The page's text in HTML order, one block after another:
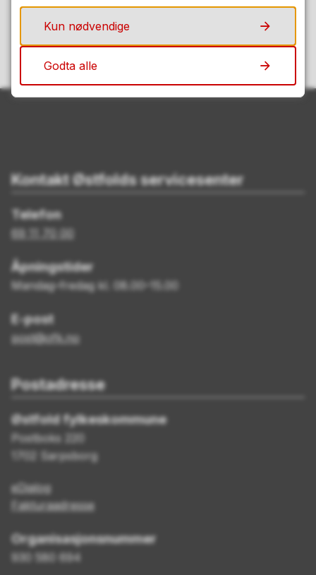
Ja
Kontakt Østfolds servicesenter
Telefon
69 11 70 00
Åpningstider
Mandag–fredag kl. 08.00–15.00
E-post
post@ofk.no
Postadresse
Østfold fylkeskommune
Postboks 220
1702 Sarpsborg
eDialog
Fakturaadresse
Organisasjonsnummer
930 580 694
Kun nødvendige
Godta alle